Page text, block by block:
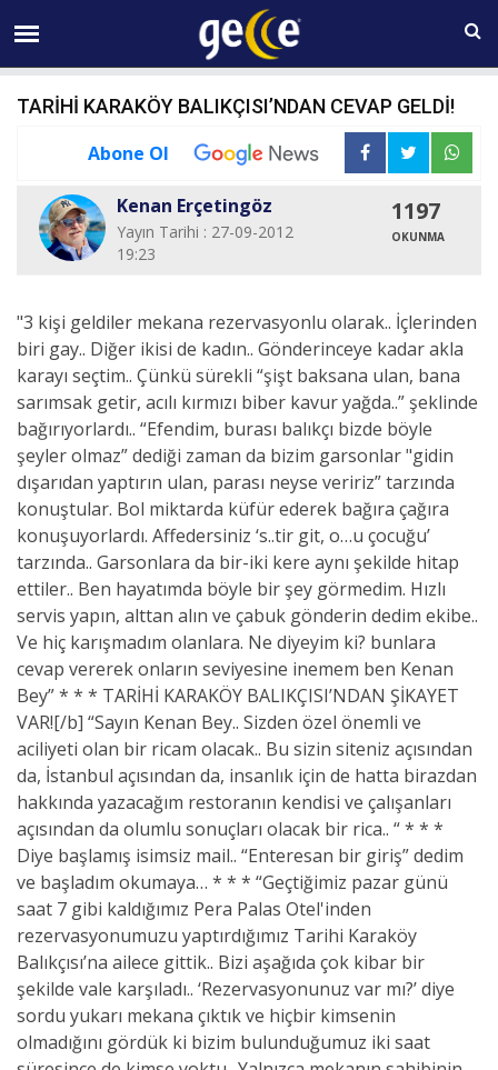
06 AĞUSTOS Perşembe 23:03
TARİHİ KARAKÖY BALIKÇISI’NDAN CEVAP GELDİ!
Abone Ol
Kenan Erçetingöz
Yayın Tarihi : 27-09-2012
19:23
1197
OKUNMA
"3 kişi geldiler mekana rezervasyonlu olarak.. İçlerinden
biri gay.. Diğer ikisi de kadın.. Gönderinceye kadar akla
karayı seçtim.. Çünkü sürekli “şişt baksana ulan, bana
sarımsak getir, acılı kırmızı biber kavur yağda..” şeklinde
bağırıyorlardı.. “Efendim, burası balıkçı bizde böyle
şeyler olmaz” dediği zaman da bizim garsonlar "gidin
dışarıdan yaptırın ulan, parası neyse veririz” tarzında
konuştular. Bol miktarda küfür ederek bağıra çağıra
konuşuyorlardı. Affedersiniz ‘s..tir git, o…u çocuğu’
tarzında.. Garsonlara da bir-iki kere aynı şekilde hitap
ettiler.. Ben hayatımda böyle bir şey görmedim. Hızlı
servis yapın, alttan alın ve çabuk gönderin dedim ekibe..
Ve hiç karışmadım olanlara. Ne diyeyim ki? bunlara
cevap vererek onların seviyesine inemem ben Kenan
Bey” * * * TARİHİ KARAKÖY BALIKÇISI’NDAN ŞİKAYET
VAR![/b] “Sayın Kenan Bey.. Sizden özel önemli ve
aciliyeti olan bir ricam olacak.. Bu sizin siteniz açısından
da, İstanbul açısından da, insanlık için de hatta birazdan
hakkında yazacağım restoranın kendisi ve çalışanları
açısından da olumlu sonuçları olacak bir rica.. “ * * *
Diye başlamış isimsiz mail.. “Enteresan bir giriş” dedim
ve başladım okumaya… * * * “Geçtiğimiz pazar günü
saat 7 gibi kaldığımız Pera Palas Otel'inden
rezervasyonumuzu yaptırdığımız Tarihi Karaköy
Balıkçısı’na ailece gittik.. Bizi aşağıda çok kibar bir
şekilde vale karşıladı.. ‘Rezervasyonunuz var mı?’ diye
sordu yukarı mekana çıktık ve hiçbir kimsenin
olmadığını gördük ki bizim bulunduğumuz iki saat